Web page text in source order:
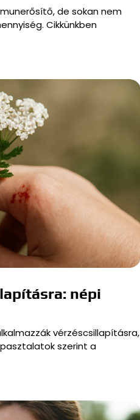
de sokan nem
Cikkünkben
népi
vérzéscsillapításra,
szerint a